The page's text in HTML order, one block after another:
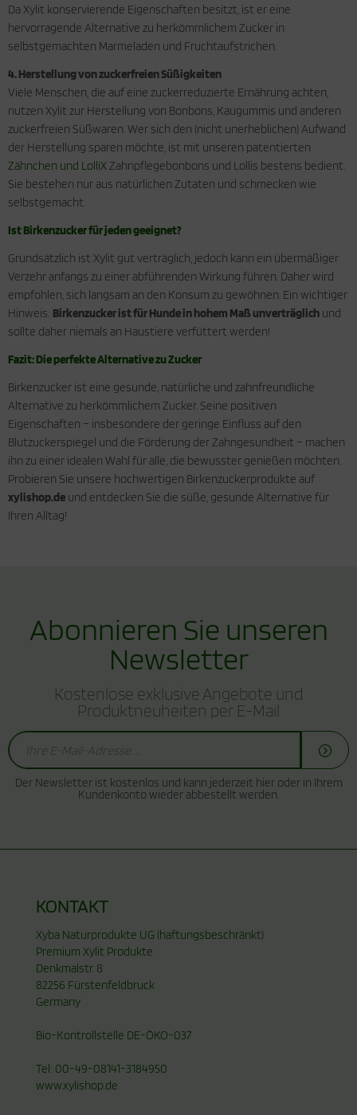
Da Xylit konservierende Eigenschaften besitzt, ist er eine
hervorragende Alternative zu herkömmlichem Zucker in
selbstgemachten Marmeladen und Fruchtaufstrichen.
4. Herstellung von zuckerfreien Süßigkeiten
Viele Menschen, die auf eine zuckerreduzierte Ernährung achten,
nutzen Xylit zur Herstellung von Bonbons, Kaugummis und anderen
zuckerfreien Süßwaren. Wer sich den (nicht unerheblichen) Aufwand
der Herstellung sparen möchte, ist mit unseren patentierten
Zähnchen und LolliXZahnpflegebonbons und Lollis bestens bedient.
Sie bestehen nur aus natürlichen Zutaten und schmecken wie
selbstgemacht.
Ist Birkenzucker für jeden geeignet?
Grundsätzlich ist Xylit gut verträglich, jedoch kann ein übermäßiger
Verzehr anfangs zu einer abführenden Wirkung führen. Daher wird
empfohlen, sich langsam an den Konsum zu gewöhnen. Ein wichtiger
Hinweis: Birkenzucker ist für Hunde in hohem Maß unverträglich und
sollte daher niemals an Haustiere verfüttert werden!
Fazit: Die perfekte Alternative zu Zucker
Birkenzucker ist eine gesunde, natürliche und zahnfreundliche
Alternative zu herkömmlichem Zucker. Seine positiven
Eigenschaften – insbesondere der geringe Einfluss auf den
Blutzuckerspiegel und die Förderung der Zahngesundheit – machen
ihn zu einer idealen Wahl für alle, die bewusster genießen möchten.
Probieren Sie unsere hochwertigen Birkenzuckerprodukte auf
xylishop.de und entdecken Sie die süße, gesunde Alternative für
Ihren Alltag!
Abonnieren Sie unseren
Newsletter
Kostenlose exklusive Angebote und
Produktneuheiten per E-Mail
Der Newsletter ist kostenlos und kann jederzeit hier oder in Ihrem
Kundenkonto wieder abbestellt werden.
KONTAKT
Xyba Naturprodukte UG (haftungsbeschränkt)
Premium Xylit Produkte
Denkmalstr. 8
82256 Fürstenfeldbruck
Germany
Bio-Kontrollstelle DE-ÖKO-037
Tel: 00-49-08141-3184950
www.xylishop.de